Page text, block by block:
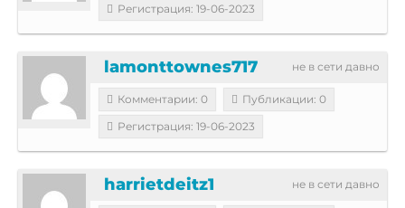
Регистрация: 19-06-2023
не в сети давно
lamonttownes717
Комментарии: 0
Публикации: 0
Регистрация: 19-06-2023
не в сети давно
harrietdeitz1